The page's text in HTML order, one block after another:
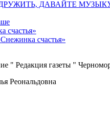
ДАВАЙТЕ
счастья»
" Редакция газеты "
Реональдовна